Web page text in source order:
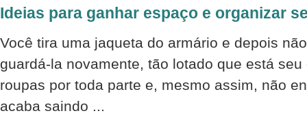
Ideias para ganhar espaço e organizar
Você tira uma jaqueta do armário e depois
guardá-la novamente, tão lotado que está
roupas por toda parte e, mesmo assim, não
acaba saindo ...